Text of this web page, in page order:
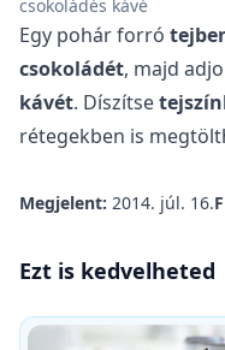
csokoládés kávé
Egy pohár forró
csokoládét, majd
kávét. Díszítse
rétegekben is
Megjelent: 2014. júl. 16.
Ezt is kedvelheted